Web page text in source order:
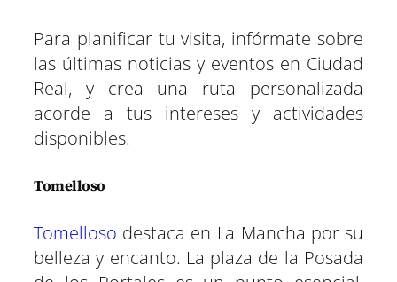
Para planificar tu visita, infórmate sobre
las últimas noticias y eventos en Ciudad
Real, y crea una ruta personalizada
acorde a tus intereses y actividades
disponibles.
Tomelloso
Tomelloso destaca en La Mancha por su
belleza y encanto. La plaza de la Posada